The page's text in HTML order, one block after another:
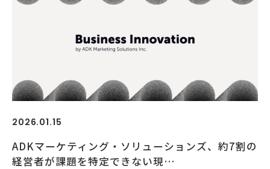
2026.01.15
ADKマーケティング・ソリューションズ、約7割の
経営者が課題を特定できない現…